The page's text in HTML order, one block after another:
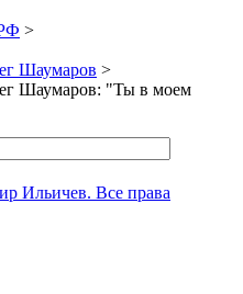
>
Шаумаров >
Шаумаров: "Ты в моем
Ильичев. Все права